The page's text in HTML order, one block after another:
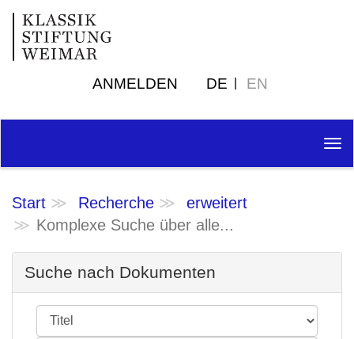
ANMELDEN DE EN
Start Recherche
erweitert
Komplexe Suche über alle...
Suche nach Dokumenten